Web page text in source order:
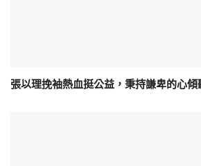
張以理挽袖熱血挺公益，秉持謙卑的心傾